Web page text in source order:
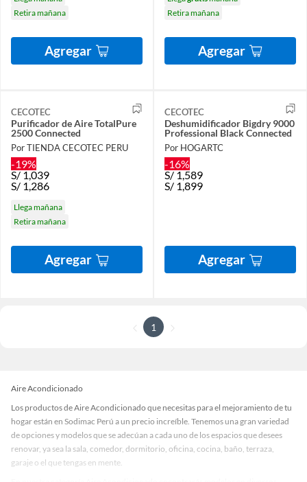
Retira mañana
Agregar
Retira mañana
Agregar
CECOTEC
Purificador de Aire TotalPure
2500 Connected
Por TIENDA CECOTEC PERU
-19%
S/ 1,039
S/ 1,286
Llega mañana
Retira mañana
Agregar
CECOTEC
Deshumidificador Bigdry 9000
Professional Black Connected
Por HOGARTC
-16%
S/ 1,589
S/ 1,899
Agregar
1
Aire Acondicionado
Los productos de Aire Acondicionado que necesitas para el mejoramiento de tu
hogar están en Sodimac Perú a un precio increíble. Tenemos una gran variedad
de opciones y modelos que se adecúan a cada uno de los espacios que desees
renovar, ya sea la sala, comedor, dormitorio, oficina, cocina, baño, terraza,
garaje o el que tengas en mente.